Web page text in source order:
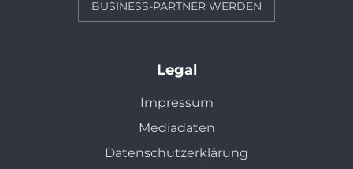
BUSINESS-PARTNER WERDEN
Legal
Impressum
Mediadaten
Datenschutzerklärung